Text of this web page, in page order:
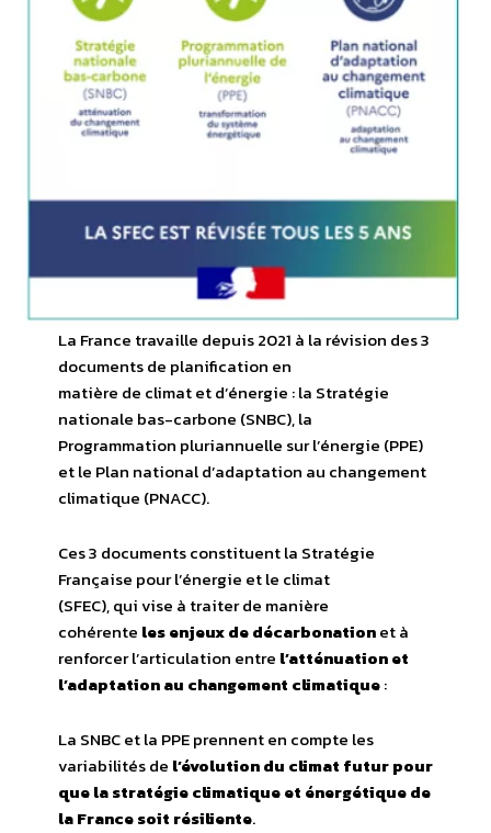
La France travaille depuis 2021 à la révision des 3
documents de planification en
matière de climat et d’énergie : la Stratégie
nationale bas-carbone (SNBC), la
Programmation pluriannuelle sur l’énergie (PPE)
et le Plan national d’adaptation au changement
climatique (PNACC).
Ces 3 documents constituent la Stratégie
Française pour l’énergie et le climat
(SFEC), qui vise à traiter de manière
cohérente les enjeux de décarbonationet à
renforcer l’articulation entre l’atténuation et
l’adaptation au changement climatique:
La SNBC et la PPE prennent en compte les
variabilités de l’évolution du climat futurpour
que la stratégie climatique et énergétique de
la France soit résiliente.